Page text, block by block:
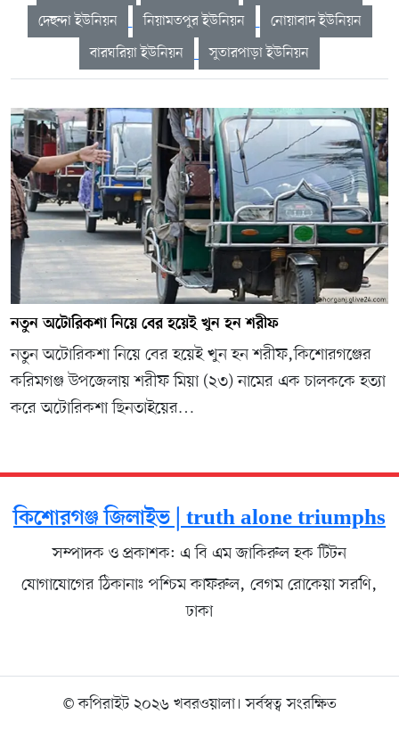
দেহুন্দা ইউনিয়ন
নিয়ামতপুর ইউনিয়ন
নোয়াবাদ ইউনিয়ন
বারঘরিয়া ইউনিয়ন
সুতারপাড়া ইউনিয়ন
নতুন অটোরিকশা নিয়ে বের হয়েই খুন হন শরীফ
নতুন অটোরিকশা নিয়ে বের হয়েই খুন হন শরীফ,কিশোরগঞ্জের
করিমগঞ্জ উপজেলায় শরীফ মিয়া (২৩) নামের এক চালককে হত্যা
করে অটোরিকশা ছিনতাইয়ের…
কিশোরগঞ্জ জিলাইভ | truth alone triumphs
সম্পাদক ও প্রকাশক: এ বি এম জাকিরুল হক টিটন
যোগাযোগের ঠিকানাঃ পশ্চিম কাফরুল, বেগম রোকেয়া সরণি,
ঢাকা
© কপিরাইট ২০২৬ খবরওয়ালা। সর্বস্বত্ব সংরক্ষিত